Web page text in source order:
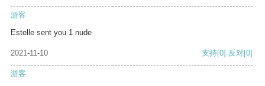
游客
Estelle sent you 1 nude
2021-11-10 支持[0] 反对[0]
游客